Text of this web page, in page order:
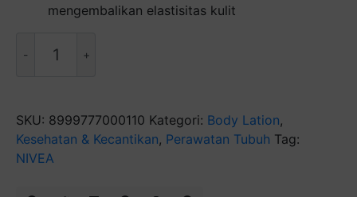
mengembalikan elastisitas kulit
Nivea
[200
mL]
SKU: 8999777000110 Kategori: Body Lation,
Kesehatan & Kecantikan, Perawatan Tubuh Tag:
NIVEA